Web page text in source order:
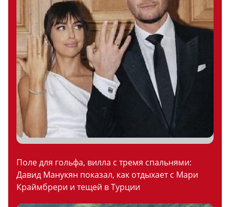
Поле для гольфа, вилла с тремя спальнями:
Давид Манукян показал, как отдыхает с Мари
Краймбрери и тещей в Турции